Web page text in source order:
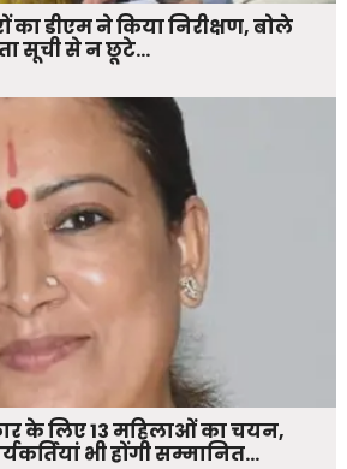
डीएम ने किया निरीक्षण, बोले
सूची से न छूटे…
के लिए 13 महिलाओं का चयन,
भी होंगी सम्मानित…